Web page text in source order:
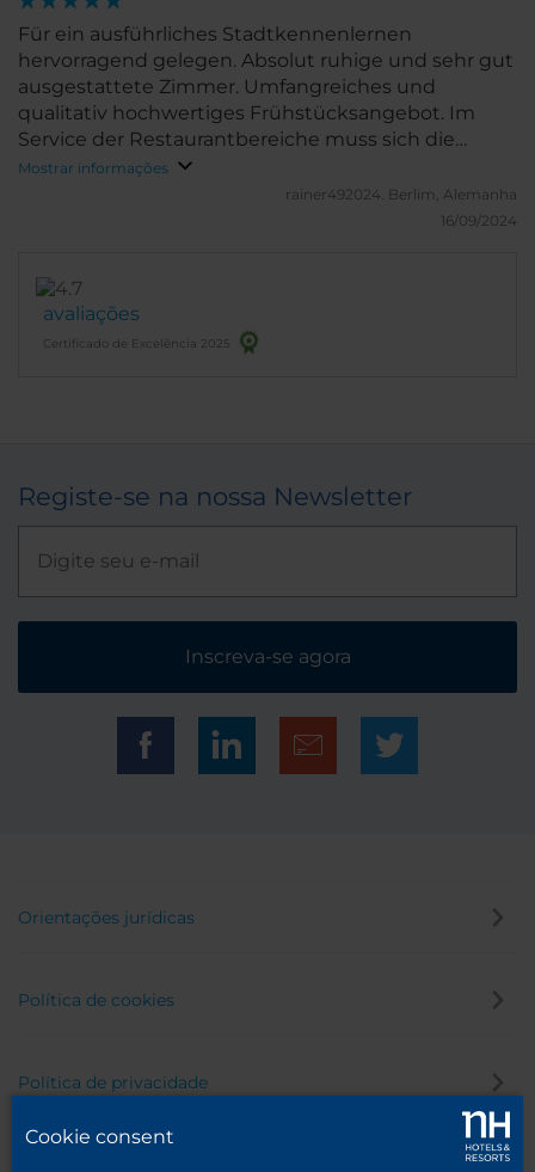
Für ein ausführliches Stadtkennenlernen
hervorragend gelegen. Absolut ruhige und sehr gut
ausgestattete Zimmer. Umfangreiches und
qualitativ hochwertiges Frühstücksangebot. Im
Service der Restaurantbereiche muss sich die
Mannschaft noch etwas verbessern.
Mostrar informações
rainer492024. Berlim, Alemanha
16/09/2024
avaliações
Certificado de Excelência 2025
Registe-se na nossa Newsletter
Inscreva-se agora
Orientações jurídicas
Política de cookies
Política de privacidade
Cookie consent